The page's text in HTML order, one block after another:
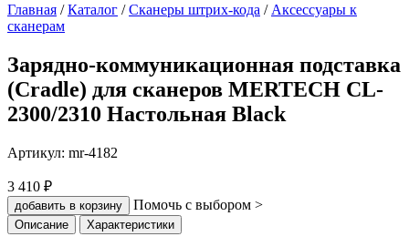
Главная /Каталог /Сканеры штрих-кода / Аксессуары к
сканерам
Зарядно-коммуникационная подставка
(Cradle) для сканеров MERTECH CL-
2300/2310 Настольная Black
Артикул: mr-4182
3 410 ₽
добавить в корзину Помочь с выбором >
Описание Характеристики